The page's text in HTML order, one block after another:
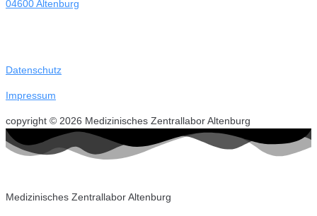
04600 Altenburg
Datenschutz
Impressum
copyright © 2026 Medizinisches Zentrallabor Altenburg
Medizinisches Zentrallabor Altenburg